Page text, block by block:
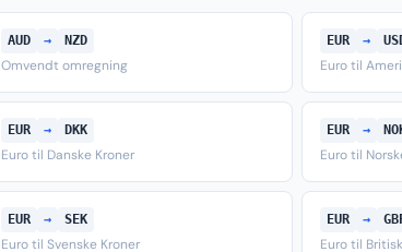
AUD → NZD
Omvendt omregning
EUR →
Euro til
EUR → DKK
Euro til Danske Kroner
EUR →
Euro til
EUR → SEK
Euro til Svenske Kroner
EUR →
Euro til